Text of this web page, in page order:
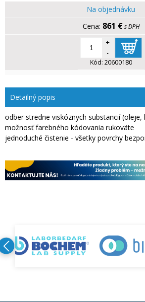
Na objednávku
861 € s DPH
+
-
Kód: 20600180
Detailný popis
odber stredne viskóznych substancií (oleje,
možnosť farebného kódovania rukoväte
jednoduché čistenie - všetky povrchy